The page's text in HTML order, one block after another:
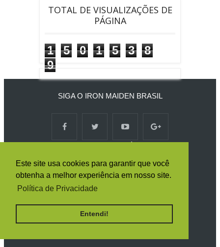
Este site usa cookies para garantir que você
obtenha a melhor experiência em nosso site.
Política de Privacidade
Entendi!
TOTAL DE VISUALIZAÇÕES DE
PÁGINA
1 5 0 1 5 3
8
9
SIGA O IRON MAIDEN BRASIL